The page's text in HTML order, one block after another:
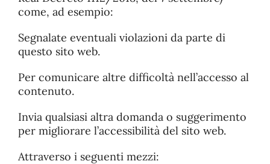
come, ad esempio:
Segnalate eventuali violazioni da parte di
questo sito web.
Per comunicare altre difficoltà nell’accesso al
contenuto.
Invia qualsiasi altra domanda o suggerimento
per migliorare l’accessibilità del sito web.
Attraverso i seguenti mezzi: